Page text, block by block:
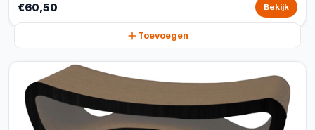
€60,50 Bekijk
Toevoegen